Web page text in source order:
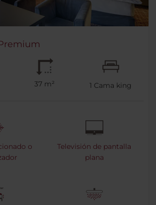
37 m² 1 Cama king
o
Televisión de pantalla
plana